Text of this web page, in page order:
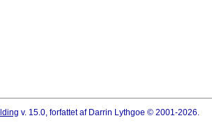
v. 15.0, forfattet af Darrin Lythgoe © 2001-2026.